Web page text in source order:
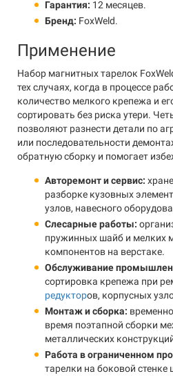
Гарантия: 12 месяцев.
Бренд: FoxWeld.
Применение
Набор магнитных тарелок
тех случаях, когда в процессе
количество мелкого крепежа и
сортировать без риска утери.
позволяют разнести детали по
или последовательности
обратную сборку и помогает
Авторемонт и сервис:
разборке кузовных
узлов, навесного
Слесарные работы:
пружинных шайб и мелких
компонентов на верстаке.
Обслуживание
сортировка крепежа при
редукторов, корпусных
Монтаж и сборка:
время поэтапной сборки
металлических
Работа в ограниченном
тарелки на боковой